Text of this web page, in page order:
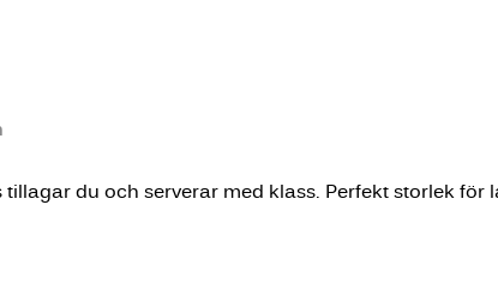
du och serverar med klass. Perfekt storlek